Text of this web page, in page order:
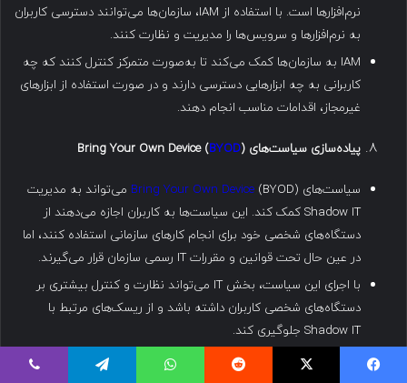
نرم‌افزارها است. با استفاده از IAM، سازمان‌ها می‌توانند دسترسی کاربران
به نرم‌افزارها و سرویس‌ها را مدیریت و نظارت کنند.
IAM به سازمان‌ها کمک می‌کند تا به‌صورت متمرکز کنترل کنند که چه
کاربرانی به چه ابزارهایی دسترسی دارند و در صورت استفاده از ابزارهای
غیرمجاز، اقدامات مناسب انجام دهند.
پیاده‌سازی سیاست‌های BYOD)
سیاست‌های Bring Your Own Device (BYOD) می‌تواند به مدیریت
Shadow IT کمک کند. این سیاست‌ها به کاربران اجازه می‌دهند از
دستگاه‌های شخصی خود برای انجام کارهای سازمانی استفاده کنند، اما
در عین حال تحت قوانین و مقررات IT رسمی سازمان قرار می‌گیرند.
با اجرای این سیاست، بخش IT می‌تواند نظارت و کنترل بیشتری بر
دستگاه‌های شخصی کاربران داشته باشد و از ریسک‌های مرتبط با
Shadow IT جلوگیری کند.
استفاده از سیستم‌های چند لایه امنیتی